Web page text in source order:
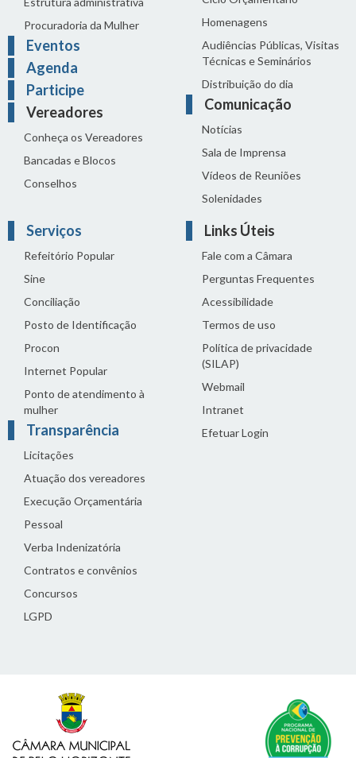
Procuradoria da Mulher
Eventos
Agenda
Participe
Vereadores
Conheça os Vereadores
Bancadas e Blocos
Conselhos
Homenagens
Audiências Públicas, Visitas
Técnicas e Seminários
Distribuição do dia
Comunicação
Notícias
Sala de Imprensa
Vídeos de Reuniões
Solenidades
Serviços
Refeitório Popular
Sine
Conciliação
Posto de Identificação
Procon
Internet Popular
Ponto de atendimento à
mulher
Transparência
Licitações
Atuação dos vereadores
Execução Orçamentária
Pessoal
Verba Indenizatória
Contratos e convênios
Concursos
LGPD
Links Úteis
Fale com a Câmara
Perguntas Frequentes
Acessibilidade
Termos de uso
Política de privacidade
(SILAP)
Webmail
Intranet
Efetuar Login